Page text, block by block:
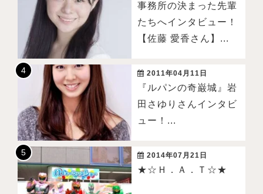
事務所の決まった先輩
たちへインタビュー！
【佐藤 愛香さん】...
2011年04月11日
『ルパンの奇巌城』岩
田さゆりさんインタビ
ュー！...
2014年07月21日
★☆Ｈ．Ａ．Ｔ☆★